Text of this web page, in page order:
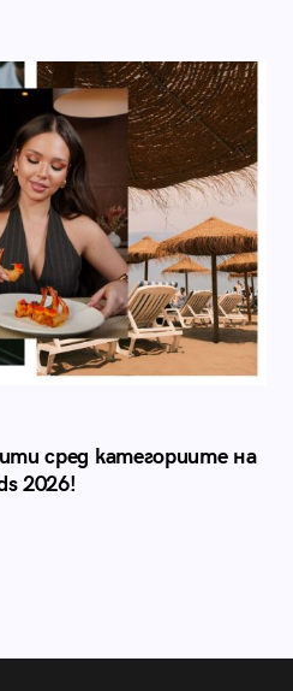
сред категориите на
2026!